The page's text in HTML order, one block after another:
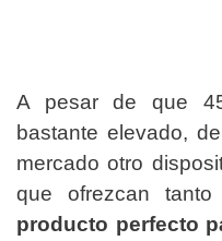
A pesar de que
bastante elevado,
mercado otro
que ofrezcan tanto
producto perfecto